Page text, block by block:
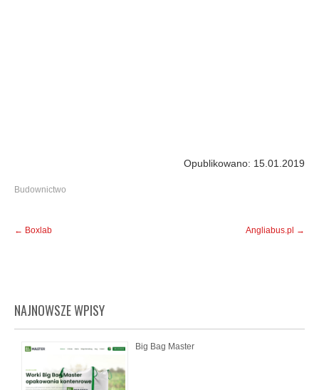
Opublikowano: 15.01.2019
Budownictwo
← Boxlab Angliabus.pl →
NAJNOWSZE WPISY
Big Bag Master